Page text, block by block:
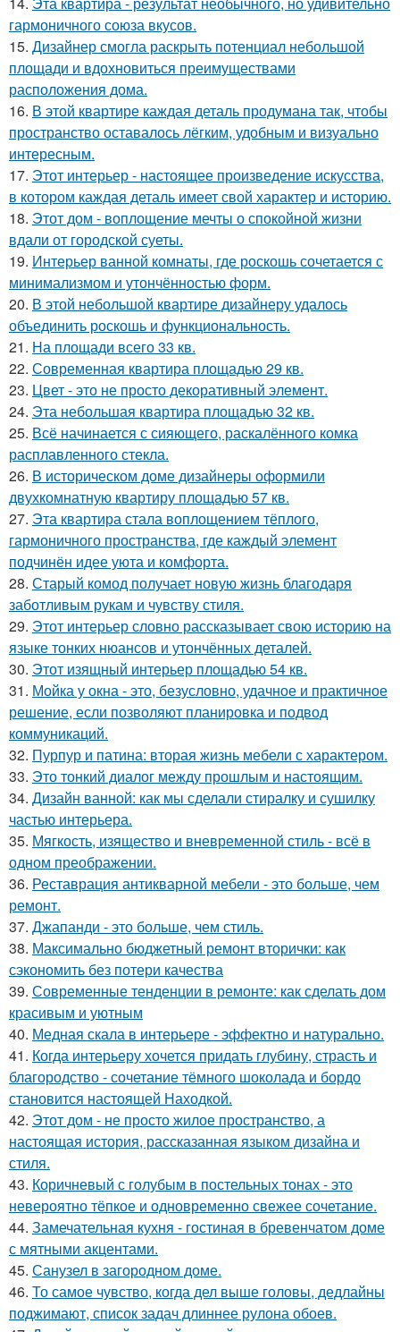
гармоничного союза вкусов.
15. Дизайнер смогла раскрыть потенциал небольшой
площади и вдохновиться преимуществами
расположения дома.
16. В этой квартире каждая деталь продумана так, чтобы
пространство оставалось лёгким, удобным и визуально
интересным.
17. Этот интерьер - настоящее произведение искусства,
в котором каждая деталь имеет свой характер и историю.
18. Этот дом - воплощение мечты о спокойной жизни
вдали от городской суеты.
19. Интерьер ванной комнаты, где роскошь сочетается с
минимализмом и утончённостью форм.
20. В этой небольшой квартире дизайнеру удалось
объединить роскошь и функциональность.
21. На площади всего 33 кв.
22. Современная квартира площадью 29 кв.
23. Цвет - это не просто декоративный элемент.
24. Эта небольшая квартира площадью 32 кв.
25. Всё начинается с сияющего, раскалённого комка
расплавленного стекла.
26. В историческом доме дизайнеры оформили
двухкомнатную квартиру площадью 57 кв.
27. Эта квартира стала воплощением тёплого,
гармоничного пространства, где каждый элемент
подчинён идее уюта и комфорта.
28. Старый комод получает новую жизнь благодаря
заботливым рукам и чувству стиля.
29. Этот интерьер словно рассказывает свою историю на
языке тонких нюансов и утончённых деталей.
30. Этот изящный интерьер площадью 54 кв.
31. Мойка у окна - это, безусловно, удачное и практичное
решение, если позволяют планировка и подвод
коммуникаций.
32. Пурпур и патина: вторая жизнь мебели с характером.
33. Это тонкий диалог между прошлым и настоящим.
34. Дизайн ванной: как мы сделали стиралку и сушилку
частью интерьера.
35. Мягкость, изящество и вневременной стиль - всё в
одном преображении.
36. Реставрация антикварной мебели - это больше, чем
ремонт.
37. Джапанди - это больше, чем стиль.
38. Максимально бюджетный ремонт вторички: как
сэкономить без потери качества
39. Современные тенденции в ремонте: как сделать дом
красивым и уютным
40. Медная скала в интерьере - эффектно и натурально.
41. Когда интерьеру хочется придать глубину, страсть и
благородство - сочетание тёмного шоколада и бордо
становится настоящей Находкой.
42. Этот дом - не просто жилое пространство, а
настоящая история, рассказанная языком дизайна и
стиля.
43. Коричневый с голубым в постельных тонах - это
невероятно тёпкое и одновременно свежее сочетание.
44. Замечательная кухня - гостиная в бревенчатом доме
с мятными акцентами.
45. Санузел в загородном доме.
46. То самое чувство, когда дел выше головы, дедлайны
поджимают, список задач длиннее рулона обоев.